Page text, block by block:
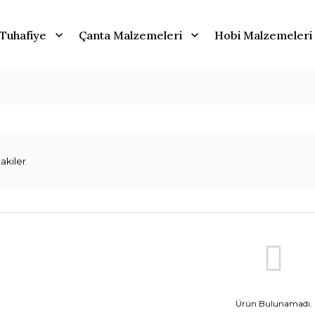
Çanta Malzemeleri Hobi Malzemeleri
Ürün Bulunamadı.